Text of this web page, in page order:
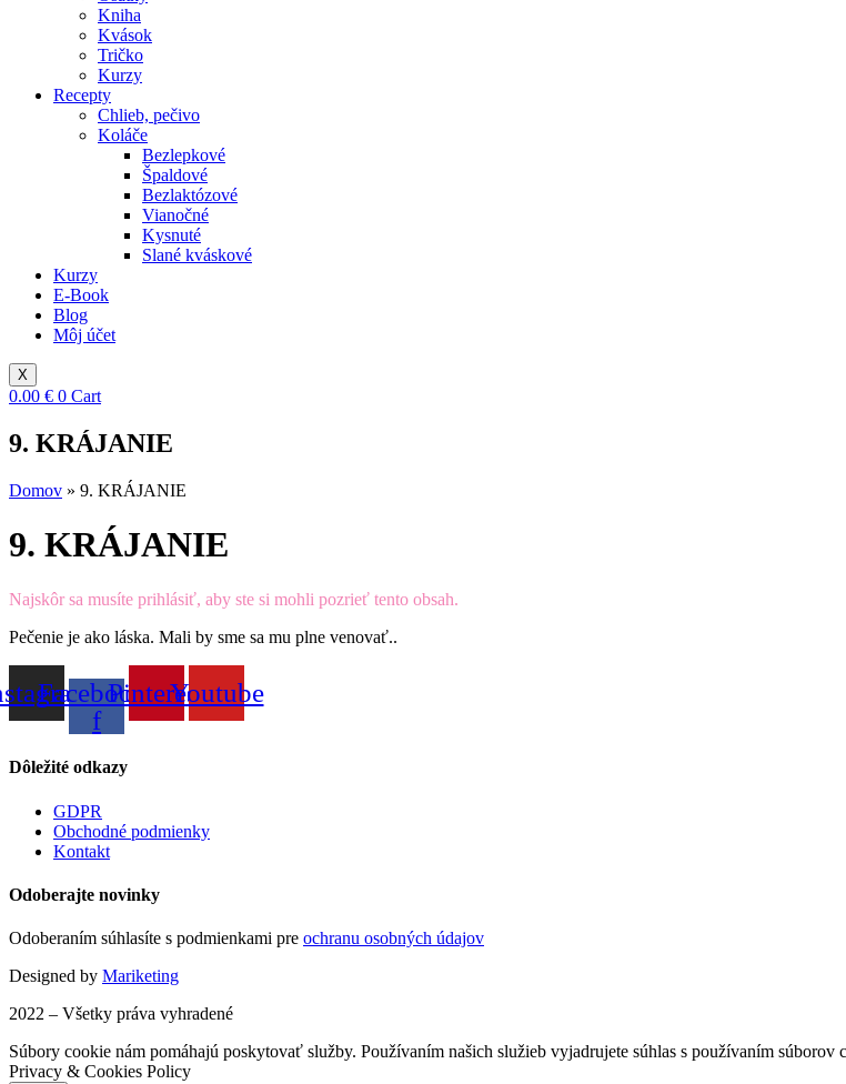
Kniha
Kvások
Tričko
Kurzy
Recepty
Chlieb, pečivo
Koláče
Bezlepkové
Špaldové
Bezlaktózové
Vianočné
Kysnuté
Slané kváskové
Kurzy
E-Book
Blog
Môj účet
X
0.00 € 0 Cart
9. KRÁJANIE
Domov » 9. KRÁJANIE
9. KRÁJANIE
Najskôr sa musíte prihlásiť, aby ste si mohli pozrieť tento obsah.
Pečenie je ako láska. Mali by sme sa mu plne venovať..
Facebook-
f
PinterestYoutube
Dôležité odkazy
GDPR
Obchodné podmienky
Kontakt
Odoberajte novinky
Odoberaním súhlasíte s podmienkami pre ochranu osobných údajov
Designed by Mariketing
2022 – Všetky práva vyhradené
Súbory cookie nám pomáhajú poskytovať služby. Používaním našich služieb vyjadrujete súhlas s používaním súborov
Privacy & Cookies Policy